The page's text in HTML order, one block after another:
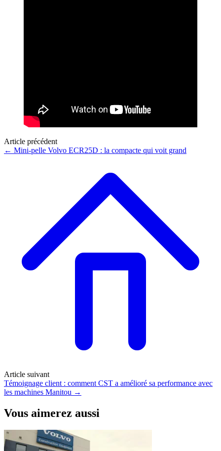
Article précédent
← Mini-pelle Volvo ECR25D : la compacte qui voit grand
Article suivant
Témoignage client : comment CST a amélioré sa performance avec
les machines Manitou →
Vous aimerez aussi